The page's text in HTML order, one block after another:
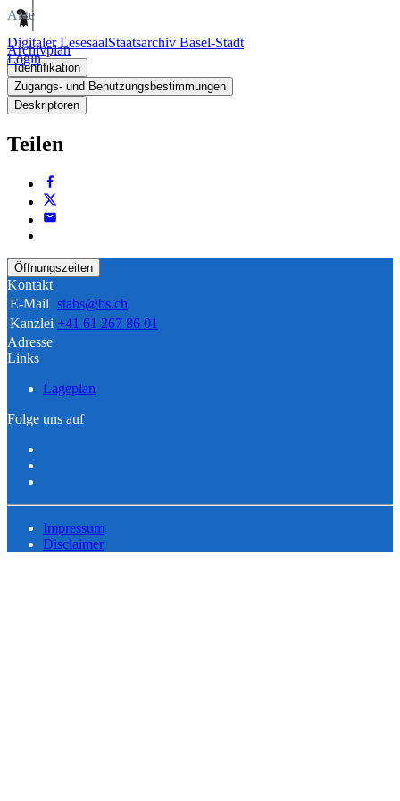
Digitaler LesesaalStaatsarchiv Basel-Stadt
Login
Akte
Archivplan
Identifikation
Zugangs- und Benutzungsbestimmungen
Deskriptoren
Teilen
Öffnungszeiten
Kontakt
E-Mail stabs@bs.ch
Kanzlei +41 61 267 86 01
Adresse
Links
Lageplan
Folge uns auf
Impressum
Disclaimer